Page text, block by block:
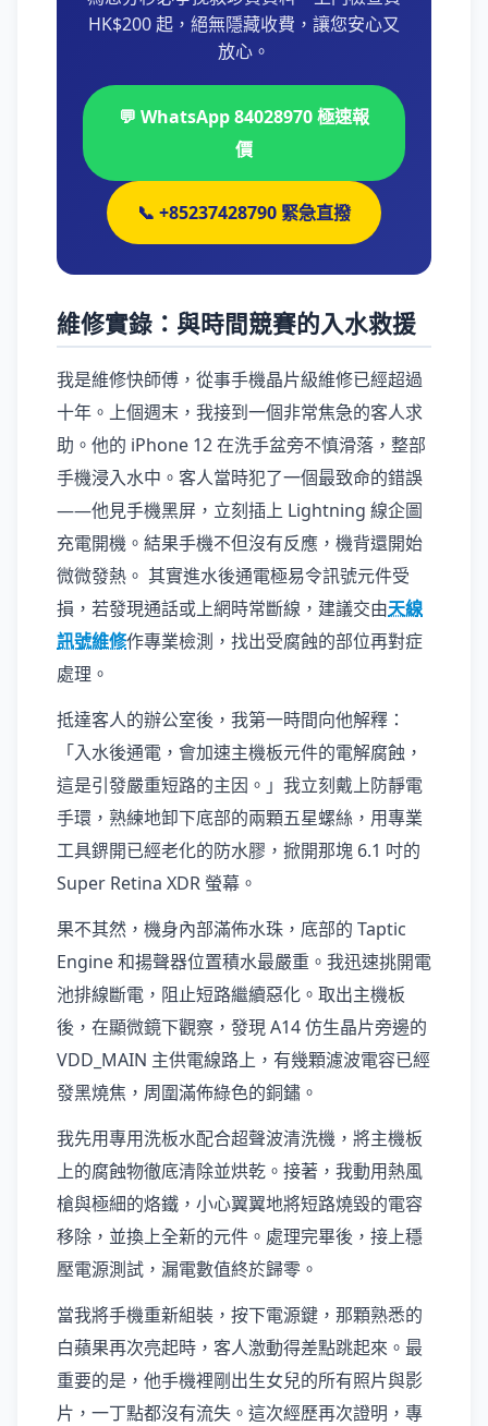
HK$200 起，絕無隱藏收費，讓您安心又
放心。
💬 WhatsApp 84028970 極速報
價
📞 +85237428790 緊急直撥
維修實錄：與時間競賽的入水救援
我是維修快師傅，從事手機晶片級維修已經超過
十年。上個週末，我接到一個非常焦急的客人求
助。他的 iPhone 12 在洗手盆旁不慎滑落，整部
手機浸入水中。客人當時犯了一個最致命的錯誤
——他見手機黑屏，立刻插上 Lightning 線企圖
充電開機。結果手機不但沒有反應，機背還開始
微微發熱。 其實進水後通電極易令訊號元件受
損，若發現通話或上網時常斷線，建議交由天線
訊號維修作專業檢測，找出受腐蝕的部位再對症
處理。
抵達客人的辦公室後，我第一時間向他解釋：
「入水後通電，會加速主機板元件的電解腐蝕，
這是引發嚴重短路的主因。」我立刻戴上防靜電
手環，熟練地卸下底部的兩顆五星螺絲，用專業
工具鎅開已經老化的防水膠，掀開那塊 6.1 吋的
Super Retina XDR 螢幕。
果不其然，機身內部滿佈水珠，底部的 Taptic
Engine 和揚聲器位置積水最嚴重。我迅速挑開電
池排線斷電，阻止短路繼續惡化。取出主機板
後，在顯微鏡下觀察，發現 A14 仿生晶片旁邊的
VDD_MAIN 主供電線路上，有幾顆濾波電容已經
發黑燒焦，周圍滿佈綠色的銅鏽。
我先用專用洗板水配合超聲波清洗機，將主機板
上的腐蝕物徹底清除並烘乾。接著，我動用熱風
槍與極細的烙鐵，小心翼翼地將短路燒毀的電容
移除，並換上全新的元件。處理完畢後，接上穩
壓電源測試，漏電數值終於歸零。
當我將手機重新組裝，按下電源鍵，那顆熟悉的
白蘋果再次亮起時，客人激動得差點跳起來。最
重要的是，他手機裡剛出生女兒的所有照片與影
片，一丁點都沒有流失。這次經歷再次證明，專